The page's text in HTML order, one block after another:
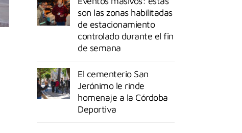
son las zonas habilitadas
de estacionamiento
controlado durante el fin
de semana
El cementerio San
Jerónimo le rinde
homenaje a la Córdoba
Deportiva